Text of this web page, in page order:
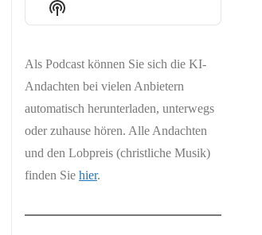
Show
Podcast
Als Podcast können Sie sich die KI-
Andachten bei vielen Anbietern
automatisch herunterladen, unterwegs
oder zuhause hören. Alle Andachten
und den Lobpreis (christliche Musik)
finden Sie hier.